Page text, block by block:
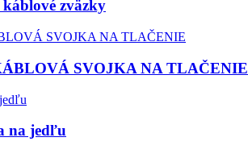
zväzky
SVOJKA NA TLAČENIE
na jedľu